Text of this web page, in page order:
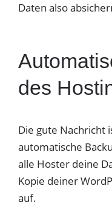
Daten also
des
Die gute Nachricht
automatische
alle Hoster deine
Kopie deiner
auf.